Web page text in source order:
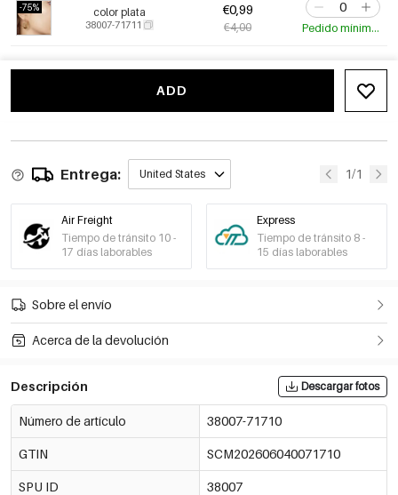
-75% color plata
38007-71711
€0,99
€4,00 Pedido mínimo de 10 uds.
ADD
Entrega: United States 1/1
Air Freight
Tiempo de tránsito 10 -
17 días laborables
Express
Tiempo de tránsito 8 -
15 días laborables
Sobre el envío
Acerca de la devolución
Descripción Descargar fotos
Número de artículo 38007-71710
GTIN SCM202606040071710
SPU ID 38007